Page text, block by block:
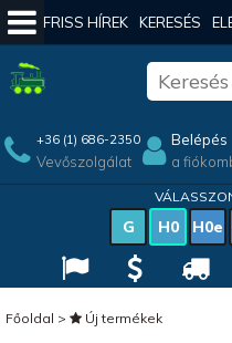
FRISS HÍREK KERESÉS
+36 (1) 686-2350
Vevőszolgálat
Belépés
a
G H0 H0e
Főoldal > Új termékek